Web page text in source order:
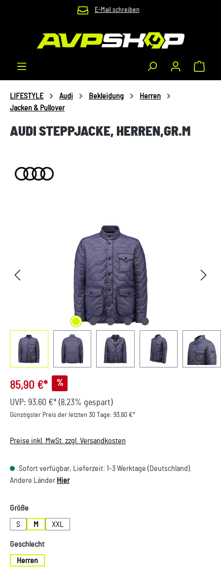
Zum Hauptinhalt springen E-Mail schreiben
LIFESTYLE Audi Bekleidung
Herren
Jacken & Pullover
AUDI STEPPJACKE, HERREN,GR.M
85,90 €* %
UVP: 93,60 €* (8.23% gespart)
Günstigster Preis der letzten 30 Tage: 93,60 €*
Preise inkl. MwSt. zzgl. Versandkosten
Sofort verfügbar, Lieferzeit: 1-3 Werktage (Deutschland).
Andere Länder Hier
Größeauswählen
S M XXL
Geschlechtauswählen
Herren